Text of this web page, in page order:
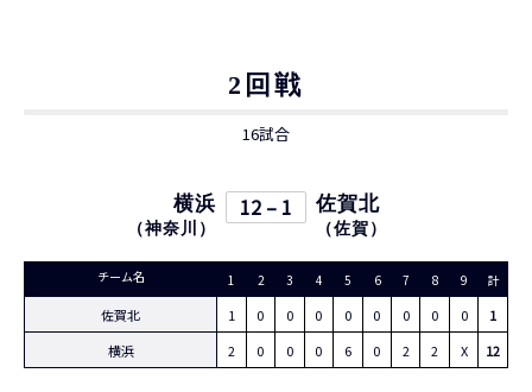
2回戦
16試合
横浜
（神奈川 ）
12 – 1 佐賀北
（佐賀 ）
チーム名 1 2 3 4 5 6 7 8 9 計
佐賀北 1 0 0 0 0 0 0 0 0
1
横浜
2 0 0 0 6 0 2 2 X 12